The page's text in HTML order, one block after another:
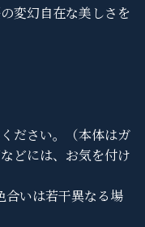
変幻自在な美しさを
ださい。（本体はガ
どには、お気を付け
いは若干異なる場